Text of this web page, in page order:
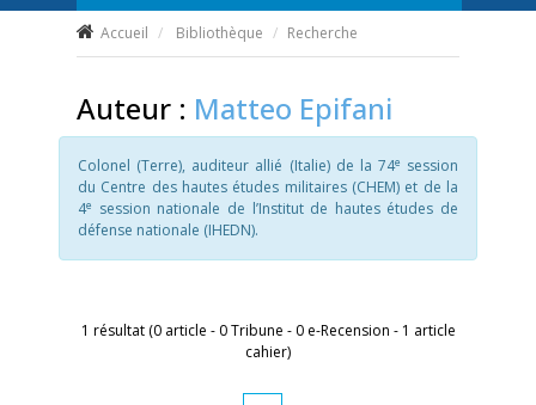
Accueil Bibliothèque Recherche
Auteur : Matteo Epifani
Colonel (Terre), auditeur allié (Italie) de la 74e session
du Centre des hautes études militaires (CHEM) et de la
4e
session nationale de l’Institut de hautes études de
défense nationale (IHEDN).
1 résultat (0 article - 0 Tribune - 0 e-Recension - 1 article
cahier)